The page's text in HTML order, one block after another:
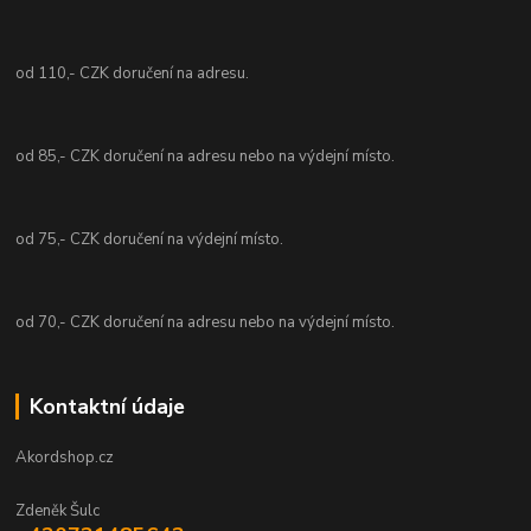
od 110,- CZK doručení na adresu.
od 85,- CZK doručení na adresu nebo na výdejní místo.
od 75,- CZK doručení na výdejní místo.
od 70,- CZK doručení na adresu nebo na výdejní místo.
Kontaktní údaje
Akordshop.cz
Zdeněk Šulc